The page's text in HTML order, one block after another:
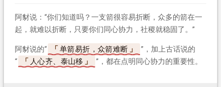
阿豺说：“你们知道吗？一支箭很容易折断，众多的箭在一
起，就难以折断，只要你们同心协力，社稷就稳固了。”
阿豺说的“ 单箭易折，众箭难断
”，加上古话说的
“
人心齐、泰山移 ”，都在点明同心协力的重要性。